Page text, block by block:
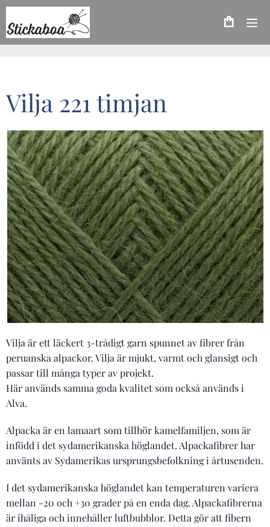
Vilja 221 timjan
Vilja är ett läckert 3-trådigt garn spunnet av fibrer från
peruanska alpackor. Vilja är mjukt, varmt och glansigt och
passar till många typer av projekt.
Här används samma goda kvalitet som också används i
Alva.
Alpacka är en lamaart som tillhör kamelfamiljen, som är
infödd i det sydamerikanska höglandet. Alpackafibrer har
använts av Sydamerikas ursprungsbefolkning i årtusenden.
I det sydamerikanska höglandet kan temperaturen variera
mellan -20 och +30 grader på en enda dag. Alpackafibrerna
är ihåliga och innehåller luftbubblor. Detta gör att fibern